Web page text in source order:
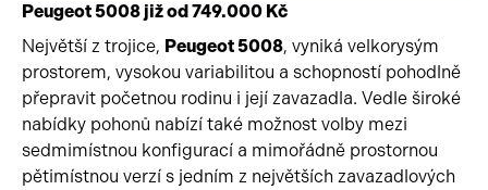
Peugeot 5008 již od 749.000 Kč
Největší z trojice, Peugeot 5008, vyniká velkorysým
prostorem, vysokou variabilitou a schopností pohodlně
přepravit početnou rodinu i její zavazadla. Vedle široké
nabídky pohonů nabízí také možnost volby mezi
sedmimístnou konfigurací a mimořádně prostornou
pětimístnou verzí s jedním z největších zavazadlových